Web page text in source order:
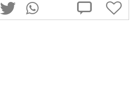
T  